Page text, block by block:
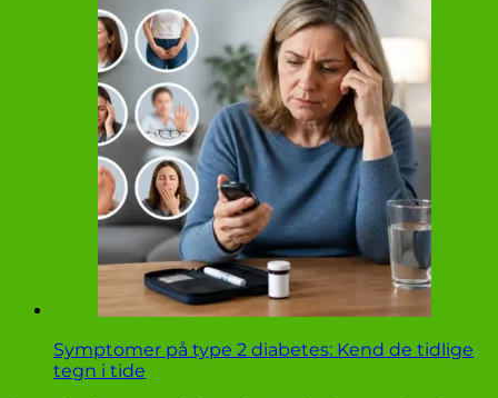
Symptomer på type 2 diabetes: Kend de tidlige
tegn i tide